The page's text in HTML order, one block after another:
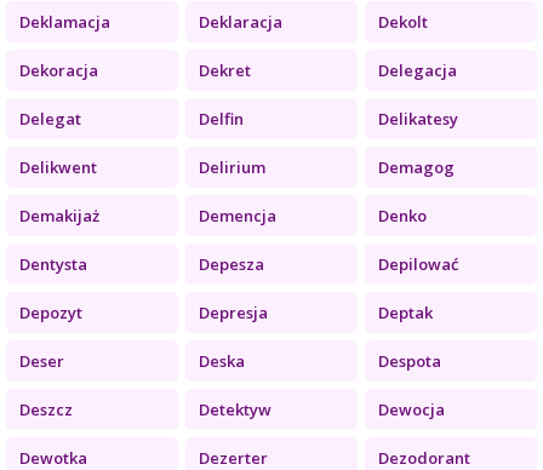
Deklamacja Deklaracja Dekolt
Dekoracja Dekret Delegacja
Delegat Delfin Delikatesy
Delikwent Delirium Demagog
Demakijaż Demencja Denko
Dentysta Depesza Depilować
Depozyt Depresja Deptak
Deser Deska Despota
Deszcz Detektyw Dewocja
Dewotka Dezerter Dezodorant